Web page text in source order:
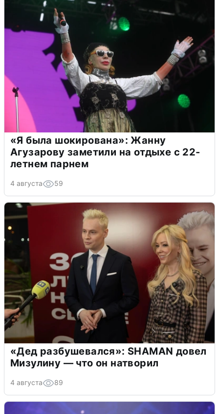
«Я была шокирована»: Жанну
Агузарову заметили на отдыхе с 22-
летнем парнем
4 августа 59
«Дед разбушевался»: SHAMAN довел
Мизулину — что он натворил
4 августа 89